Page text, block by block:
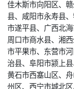
佳木斯市向阳区、
县、咸阳市永寿县
市遂平县、广西北
周口市商水县、湘
市平果市、东营市
治县、阜阳市颍上
黄石市西塞山区、
州区、西宁市城北